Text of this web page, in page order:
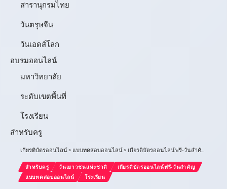
สารานุกรมไทย
วันตรุษจีน
วันเอดส์โลก
อบรมออนไลน์
มหาวิทยาลัย
ระดับเขตพื้นที่
โรงเรียน
สำหรับครู
เกียรติบัตรออนไลน์> แบบทดสอบออนไลน์> เกียรติบัตรออนไลน์ฟรี-วันสำคัญ
สำหรับครู วันเยาวชนแห่งชาติ
เกียรติบัตรออนไลน์ฟรี-วันสำคัญ
แบบทดสอบออนไลน์
โรงเรียน